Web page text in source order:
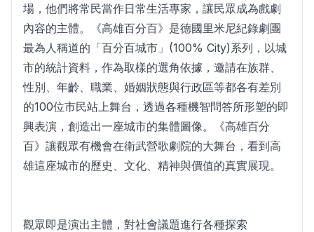
場，他們將常民當作日常生活專家，讓民眾成為戲劇
內容的主體。《高雄百分百》是德國里米尼紀錄劇團
最為人稱道的「百分百城市」(100% City)系列，以城
市的統計資料，作為取樣的選角依據，邀請在族群、
性別、年齡、職業、婚姻狀態與行政區等都各有差別
的100位市民站上舞台，透過各種機智問答所形塑的即
興表演，創造出一座城市的集體圖像。《高雄百分
百》讓觀眾有機會在衛武營歌劇院的大舞台，看到高
雄這座城市的歷史、文化、精神與價值的真實展現。
觀眾即是演出主體，對社會議題進行各種探索